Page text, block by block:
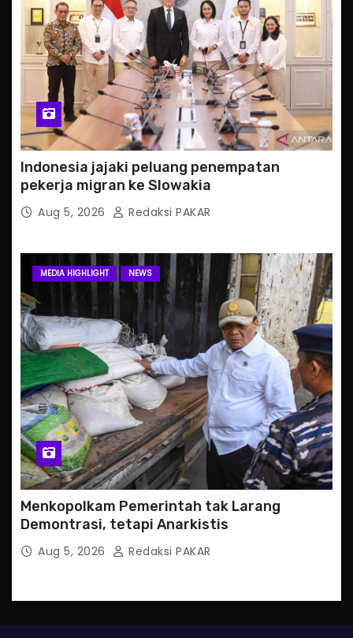
Indonesia jajaki peluang penempatan
pekerja migran ke Slowakia
Aug 5, 2026 Redaksi PAKAR
MEDIA HIGHLIGHT NEWS
Menkopolkam Pemerintah tak Larang
Demontrasi, tetapi Anarkistis
Aug 5, 2026 Redaksi PAKAR